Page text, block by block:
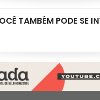
TAMBÉM PODE SE